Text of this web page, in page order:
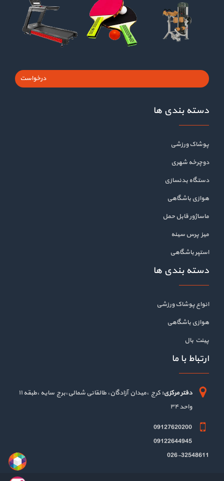
درخواست
دسته بندی ها
پوشاک ورزشی
دوچرخه شهری
دستگاه بدنسازی
هوازی باشگاهی
ماساژور قابل حمل
میز پرس سینه
استپر باشگاهی
دسته بندی ها
انواع پوشاک ورزشی
هوازی باشگاهی
پینت بال
ارتباط با ما
دفتر مرکزی:
کرج ،میدان آزادگان، طالقانی شمالی،برج سایه ،طبقه ۱۱
واحد ۳۴
09127620200
09122644945
026-32548611